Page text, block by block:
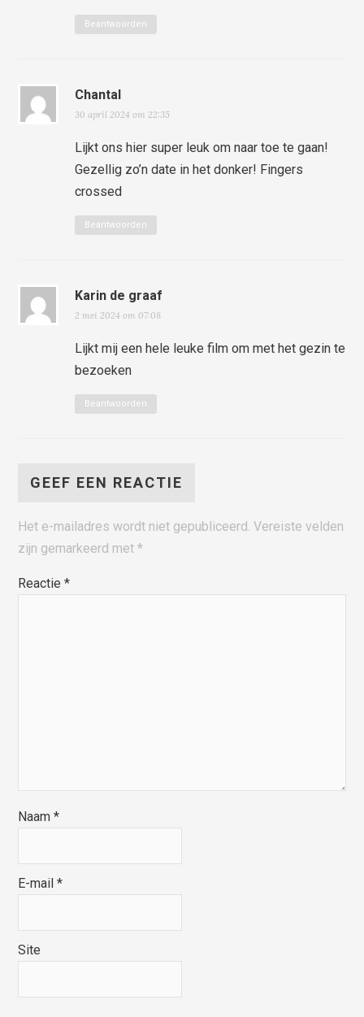
Beantwoorden
Chantal
30 april 2024 om 22:35
Lijkt ons hier super leuk om naar toe te gaan!
Gezellig zo’n date in het donker! Fingers
crossed
Beantwoorden
Karin de graaf
2 mei 2024 om 07:08
Lijkt mij een hele leuke film om met het gezin te
bezoeken
Beantwoorden
GEEF EEN REACTIE
Het e-mailadres wordt niet gepubliceerd. Vereiste velden
zijn gemarkeerd met*
Reactie*
Naam*
E-mail*
Site